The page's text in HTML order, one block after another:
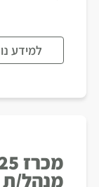
למידע
מנהל/ת